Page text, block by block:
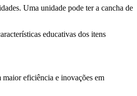
Uma unidade pode ter a cancha de
educativas dos itens
eficiência e inovações em